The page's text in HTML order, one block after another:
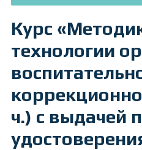
Курс
технологии
ч.) с выдачей